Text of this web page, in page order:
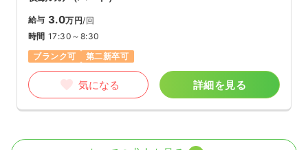
給与 3.0万円/回
時間 17:30～8:30
ブランク可
第二新卒可
気になる 詳細を見る